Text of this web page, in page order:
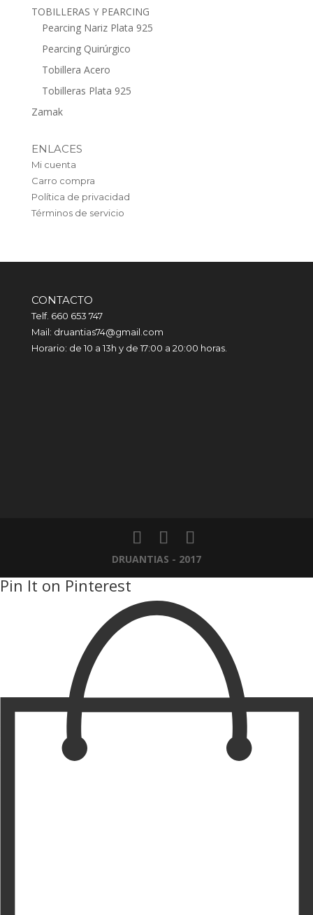
TOBILLERAS Y PEARCING
Pearcing Nariz Plata 925
Pearcing Quirúrgico
Tobillera Acero
Tobilleras Plata 925
Zamak
ENLACES
Mi cuenta
Carro compra
Política de privacidad
Términos de servicio
CONTACTO
Telf. 660 653 747
Mail: druantias74@gmail.com
Horario: de 10 a 13h y de 17:00 a 20:00 horas.
DRUANTIAS - 2017
Pin It on Pinterest